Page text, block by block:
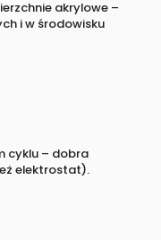
akrylowe –
i w środowisku
cyklu – dobra
elektrostat).